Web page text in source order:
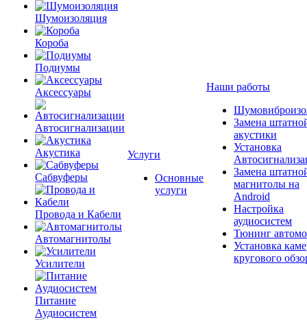
Шумоизоляция
Короба
Подиумы
Аксессуары
Автосигнализации
Акустика
Сабвуферы
Провода и Кабели
Автомагнитолы
Усилители
Питание
Аудиосистем
Услуги
Основные
услуги
Наши работы
Замена
акустики
Установка
Замена
магнитолы на
Android
Настройка
аудиосистем
Тюнинг
Установка
кругового